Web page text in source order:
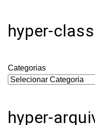
hyper-
Categorias
hyper-